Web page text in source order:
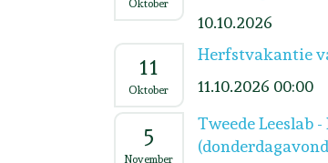
Oktober
10.10.2026
11
Oktober
Herfstvakantie
11.10.2026 00:00
5
November
Tweede Leeslab